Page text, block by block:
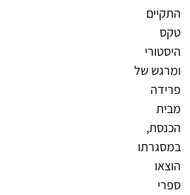
התקיים
טקס
היסטורי
ומרגש של
פרידה
מבית
הכנסת,
במסגרתו
הוצאו
ספרי